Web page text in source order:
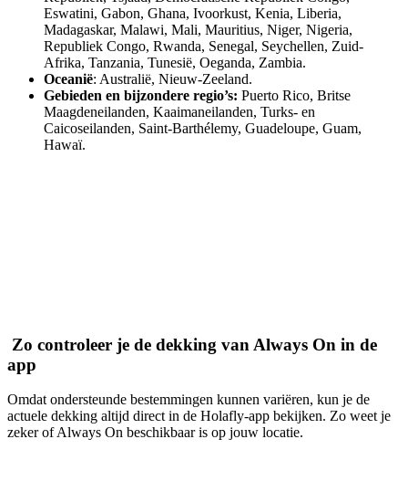
Eswatini, Gabon, Ghana, Ivoorkust, Kenia, Liberia,
Madagaskar, Malawi, Mali, Mauritius, Niger, Nigeria,
Republiek Congo, Rwanda, Senegal, Seychellen, Zuid-
Afrika, Tanzania, Tunesië, Oeganda, Zambia.
Oceanië: Australië, Nieuw-Zeeland.
Gebieden en bijzondere regio’s: Puerto Rico, Britse
Maagdeneilanden, Kaaimaneilanden, Turks- en
Caicoseilanden, Saint-Barthélemy, Guadeloupe, Guam,
Hawaï.
Zo controleer je de dekking van Always On in de
app
Omdat ondersteunde bestemmingen kunnen variëren, kun je de
actuele dekking altijd direct in de Holafly-app bekijken. Zo weet je
zeker of Always On beschikbaar is op jouw locatie.